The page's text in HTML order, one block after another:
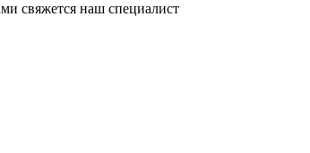
свяжется наш специалист